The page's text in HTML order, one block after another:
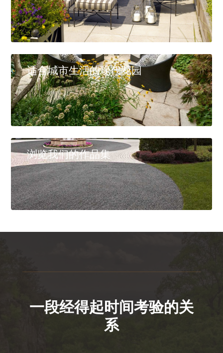
适合城市生活的现代花园
浏览我们的作品集
一段经得起时间考验的关
系